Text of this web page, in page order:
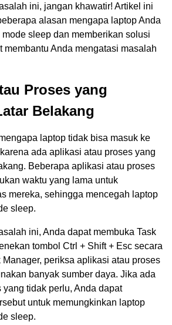
ini, jangan khawatir! Artikel ini
alasan mengapa laptop Anda
sleep dan memberikan solusi
membantu Anda mengatasi masalah
Proses yang
Belakang
laptop tidak bisa masuk ke
ada aplikasi atau proses yang
Beberapa aplikasi atau proses
waktu yang lama untuk
mereka, sehingga mencegah laptop
sleep.
ini, Anda dapat membuka Task
tombol Ctrl + Shift + Esc secara
Manager, periksa aplikasi atau proses
banyak sumber daya. Jika ada
tidak perlu, Anda dapat
untuk memungkinkan laptop
sleep.